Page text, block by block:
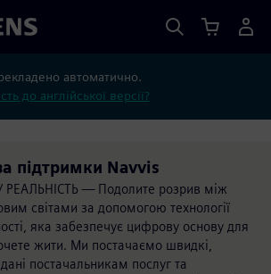
автоматично.
до англійської версії?
підтримки Navvis
— Подолите розрив між
світами за допомогою технології
яка забезпечує цифрову основу для
жити. Ми постачаємо швидкі,
постачальникам послуг та